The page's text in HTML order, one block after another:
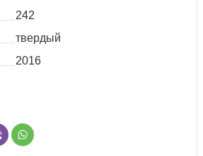
242
твердый
2016